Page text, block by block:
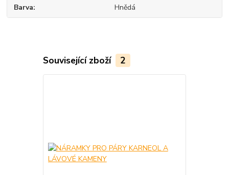
Barva Hnědá
Související zboží 2